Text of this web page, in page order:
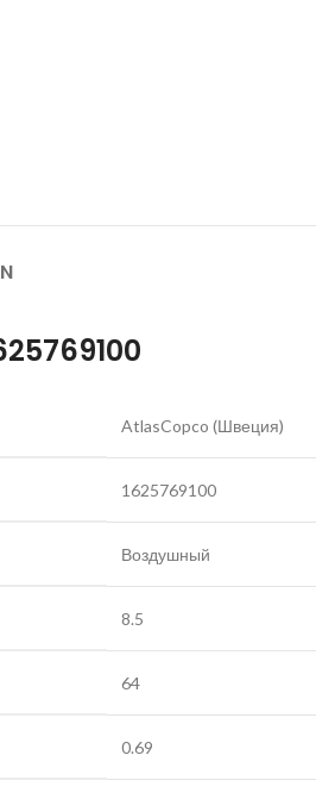
AtlasCopco (Швеция)
1625769100
Воздушный
8.5
64
0.69